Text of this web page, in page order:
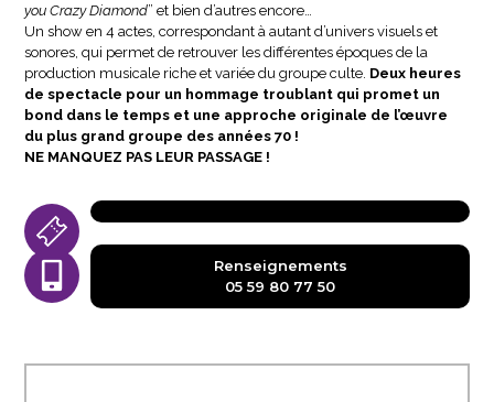
you Crazy Diamond” et bien d’autres encore…
Un show en 4 actes, correspondant à autant d’univers visuels et
sonores, qui permet de retrouver les différentes époques de la
production musicale riche et variée du groupe culte. Deux heures
de spectacle pour un hommage troublant qui promet un
bond dans le temps et une approche originale de l’œuvre
du plus grand groupe des années 70 !
NE MANQUEZ PAS LEUR PASSAGE !
Renseignements
05 59 80 77 50